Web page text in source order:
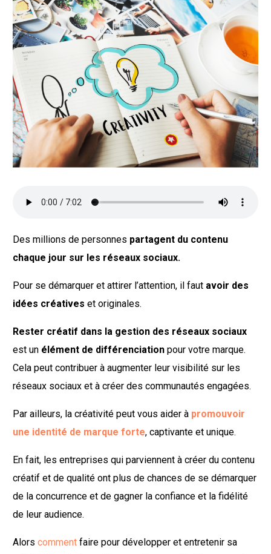
Des millions de personnes partagent du contenu
chaque jour sur les réseaux sociaux.
Pour se démarquer et attirer l’attention, il faut avoir des
idées créativeset originales.
Rester créatif dans la gestion des réseaux sociaux
est un élément de différenciation pour votre marque.
Cela peut contribuer à augmenter leur visibilité sur les
réseaux sociaux et à créer des communautés engagées.
Par ailleurs, la créativité peut vous aider à promouvoir
une identité de marque forte, captivante et unique.
En fait, les entreprises qui parviennent à créer du contenu
créatif et de qualité ont plus de chances de se démarquer
de la concurrence et de gagner la confiance et la fidélité
de leur audience.
Alorscomment faire pour développer et entretenir sa